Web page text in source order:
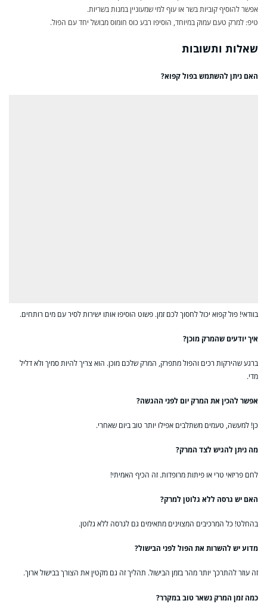
אפשר להוסיף קוביות בשר או עוף למי שמעוניין במנות בשריות.
טיפ: למרק טעם עמוק במיוחד, הוסיפו רבע כוס חומוס מבושל יחד עם הפול.
שאלות ותשובות
האם ניתן להשתמש בפול קפוא?
בוודאי! פול קפוא יכול לחסוך לכם זמן. פשוט הוסיפו אותו ישירות לסיר עם מים רותחים.
איך יודעים שהמרק מוכן?
ברגע שהירקות רכים והפול מתפרק, המרק שלכם מוכן. הוא צריך להיות סמיך ולא דליל
מדי.
אפשר להכין את המרק יום לפני ההגשה?
כן! למעשה, טעמים משתלבים אפילו יותר טוב ביום שאחרי.
מה ניתן להגיש לצד המרק?
לחם פריזאי טרי או פיתות מרופדות. זה הכיף האמיתי!
האם יש גרסה ללא גלוטן למרק?
בהחלט! כל המרכיבים המצוינים מתאימים גם לגרסה ללא גלוטן.
מדוע יש להשרות את הפול לפני הבישול?
זה עוזר להתרכך יותר מהר בזמן הבישול. תהליך זה גם מקטין את הצורך בבישול ארוך.
כמה זמן המרק נשאר טוב במקרר?